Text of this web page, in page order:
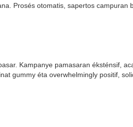
Prosés otomatis, sapertos campuran
Kampanye pamasaran éksténsif,
gummy éta overwhelmingly positif,